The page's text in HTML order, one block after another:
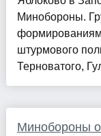
Минобороны.
штурмового
Терноватого,
Минобороны